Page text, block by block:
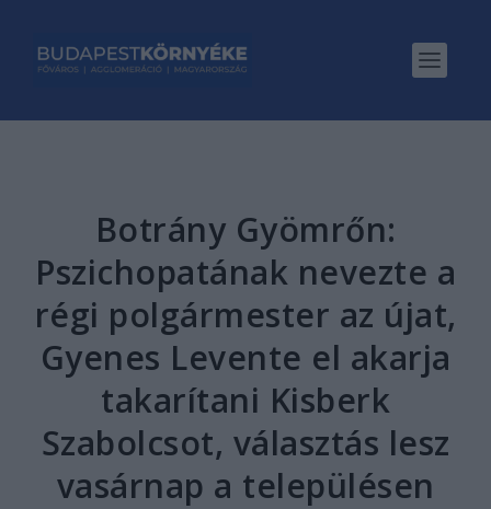
Botrány Gyömrőn:
Pszichopatának nevezte a
régi polgármester az újat,
Gyenes Levente el akarja
takarítani Kisberk
Szabolcsot, választás lesz
vasárnap a településen